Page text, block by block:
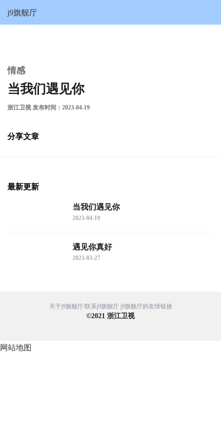
当我们遇见你-j9旗舰厅
j9旗舰厅
情感
当我们遇见你
浙江卫视 发布时间：2023-04-19
分享文章
最新更新
当我们遇见你
2023-04-19
遇见你真好
2023-03-27
关于j9旗舰厅/联系j9旗舰厅 j9旗舰厅的友情链接
©2021 浙江卫视
网站地图